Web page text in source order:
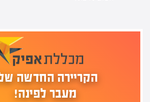
הקריירה החדשה
מעבר לפינה!